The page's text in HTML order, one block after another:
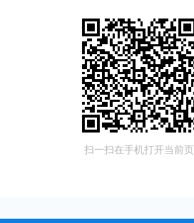
扫一扫在手机打开当前页